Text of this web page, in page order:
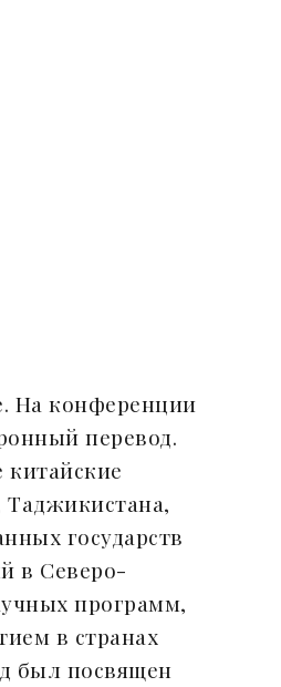
На конференции
перевод.
Таджикистана,
государств
в Северо-
программ,
в странах
был посвящен